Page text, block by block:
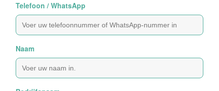
Telefoon / WhatsApp
Naam